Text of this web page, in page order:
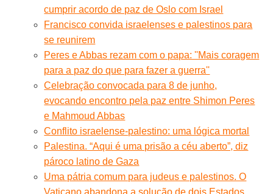
cumprir acordo de paz de Oslo com Israel
Francisco convida israelenses e palestinos para
se reunirem
Peres e Abbas rezam com o papa: ''Mais coragem
para a paz do que para fazer a guerra''
Celebração convocada para 8 de junho,
evocando encontro pela paz entre Shimon Peres
e Mahmoud Abbas
Conflito israelense-palestino: uma lógica mortal
Palestina. “Aqui é uma prisão a céu aberto”, diz
pároco latino de Gaza
Uma pátria comum para judeus e palestinos. O
Vaticano abandona a solução de dois Estados